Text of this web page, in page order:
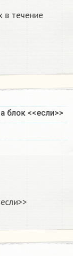
в течение
блок <<если>>​